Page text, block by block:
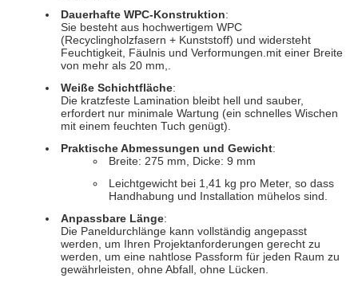
Dauerhafte WPC-Konstruktion:
Sie besteht aus hochwertigem WPC
(Recyclingholzfasern + Kunststoff) und widersteht
Feuchtigkeit, Fäulnis und Verformungen.mit einer Breite
von mehr als 20 mm,.
Weiße Schichtfläche:
Die kratzfeste Lamination bleibt hell und sauber,
erfordert nur minimale Wartung (ein schnelles Wischen
mit einem feuchten Tuch genügt).
Praktische Abmessungen und Gewicht:
Breite: 275 mm, Dicke: 9 mm
Leichtgewicht bei 1,41 kg pro Meter, so dass
Handhabung und Installation mühelos sind.
Anpassbare Länge:
Die Paneldurchlänge kann vollständig angepasst
werden, um Ihren Projektanforderungen gerecht zu
werden, um eine nahtlose Passform für jeden Raum zu
gewährleisten, ohne Abfall, ohne Lücken.